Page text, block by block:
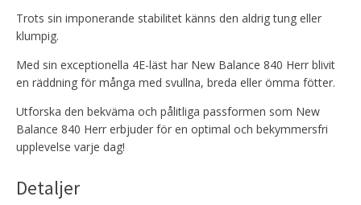
Trots sin imponerande stabilitet känns den aldrig tung eller
klumpig.
Med sin exceptionella 4E-läst har New Balance 840 Herr blivit
en räddning för många med svullna, breda eller ömma fötter.
Utforska den bekväma och pålitliga passformen som New
Balance 840 Herr erbjuder för en optimal och bekymmersfri
upplevelse varje dag!
Detaljer